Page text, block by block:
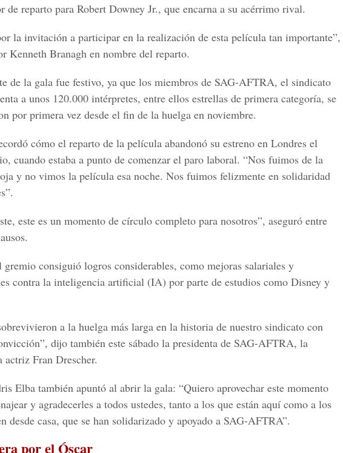
de reparto para Robert Downey Jr., que encarna a su acérrimo rival.
la invitación a participar en la realización de esta película tan importante”,
Kenneth Branagh en nombre del reparto.
de la gala fue festivo, ya que los miembros de SAG-AFTRA, el sindicato
a unos 120.000 intérpretes, entre ellos estrellas de primera categoría, se
por primera vez desde el fin de la huelga en noviembre.
cómo el reparto de la película abandonó su estreno en Londres el
cuando estaba a punto de comenzar el paro laboral. “Nos fuimos de la
y no vimos la película esa noche. Nos fuimos felizmente en solidaridad
este es un momento de círculo completo para nosotros”, aseguró entre
consiguió logros considerables, como mejoras salariales y
contra la inteligencia artificial (IA) por parte de estudios como Disney y
a la huelga más larga en la historia de nuestro sindicato con
dijo también este sábado la presidenta de SAG-AFTRA, la
actriz Fran Drescher.
Elba también apuntó al abrir la gala: “Quiero aprovechar este momento
y agradecerles a todos ustedes, tanto a los que están aquí como a los
desde casa, que se han solidarizado y apoyado a SAG-AFTRA”.
por el Óscar